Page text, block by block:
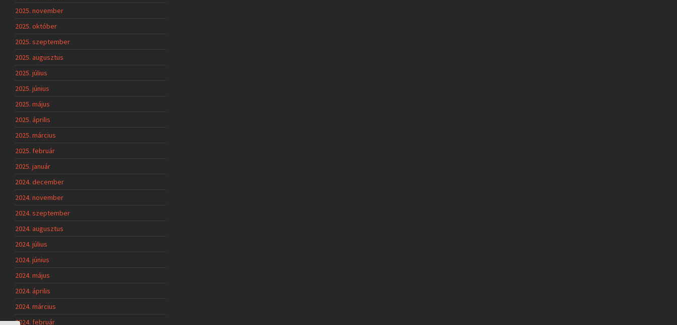
2025. november
2025. október
2025. szeptember
2025. augusztus
2025. július
2025. június
2025. május
2025. április
2025. március
2025. február
2025. január
2024. december
2024. november
2024. szeptember
2024. augusztus
2024. július
2024. június
2024. május
2024. április
2024. március
2024. február